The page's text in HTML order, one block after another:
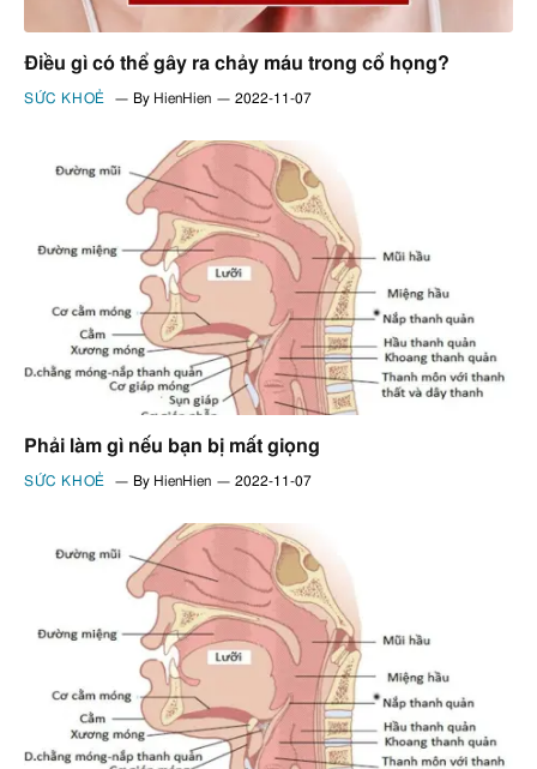
Điều gì có thể gây ra chảy máu trong cổ họng?
SỨC KHOẺ By HienHien 2022-11-07
Phải làm gì nếu bạn bị mất giọng
SỨC KHOẺ By HienHien 2022-11-07